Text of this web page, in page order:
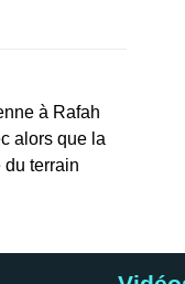
à Rafah
alors que la
du terrain